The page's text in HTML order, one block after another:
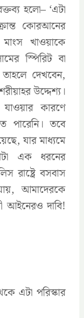
হলো– ‘এটা
কোরআনের
খাওয়াকে
স্পিরিট বা
দেখবেন,
উদ্দেশ্য।
কারণে
পারেনি। তবে
যার মাধ্যমে
এক ধরনের
রাষ্ট্রে বসবাস
আমাদেরকে
আইনেরও দাবি!
এটা পরিস্কার